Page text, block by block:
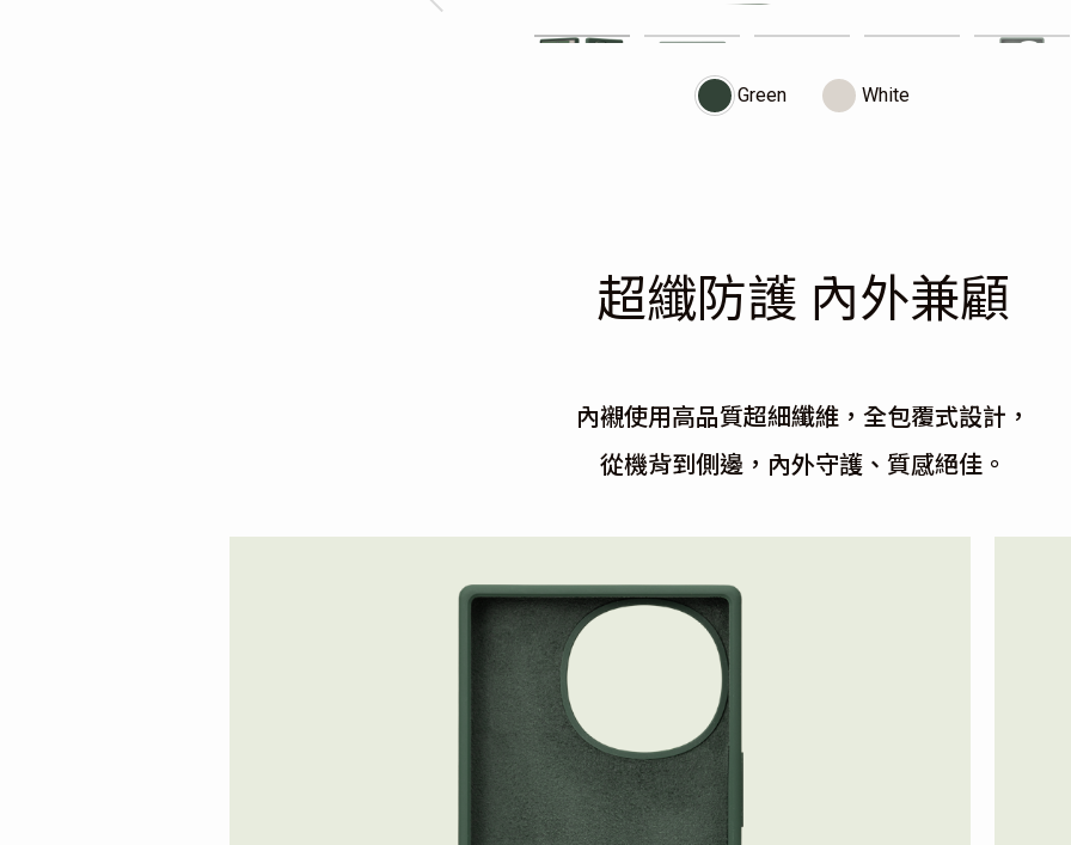
Green White
超纖防護 內外兼顧
內襯使用高品質超細纖維，全包覆式設計，
從機背到側邊，內外守護、質感絕佳。